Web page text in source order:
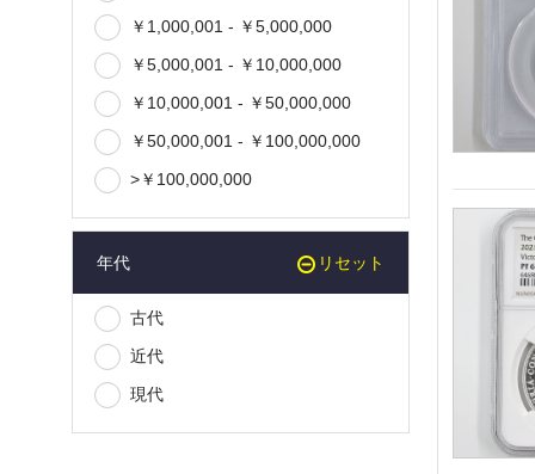
￥1,000,001 - ￥5,000,000
￥5,000,001 - ￥10,000,000
￥10,000,001 - ￥50,000,000
￥50,000,001 - ￥100,000,000
>￥100,000,000
年代 リセット
古代
近代
現代